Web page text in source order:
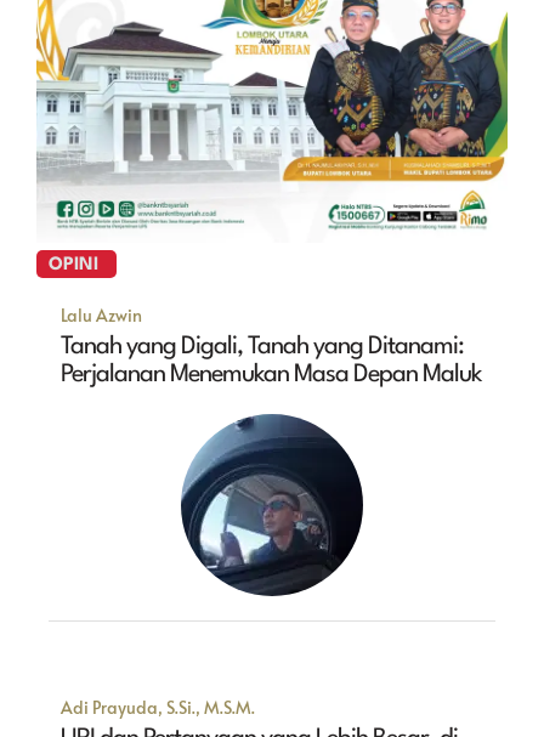
OPINI
Lalu Azwin
Tanah yang Digali, Tanah yang Ditanami:
Perjalanan Menemukan Masa Depan Maluk
Adi Prayuda, S.Si., M.S.M.